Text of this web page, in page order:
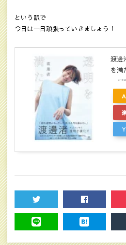
という訳で
今日は一日頑張っていきましょう！
渡邊
を満
TWEET SHARE